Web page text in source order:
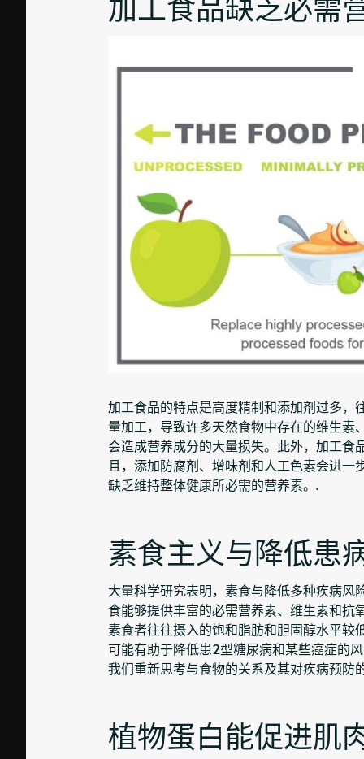
加工食品的特点是高度精制和添加剂过多，
量加工，导致许多天然食物中存在的维生
会造成营养成分的大量损失。此外，加工
且，添加防腐剂、增味剂和人工色素会进
缺乏维持整体健康所必需的营养素。.
素食主义与降低患
大量科学研究表明，素食与降低多种疾病
食能够提供丰富的必需营养素、维生素和抗
素食者往往摄入的饱和脂肪和胆固醇水平较
可能有助于降低患2型糖尿病和某些癌症的
我们重新思考与食物的关系及其对疾病预防
植物蛋白能促进肌